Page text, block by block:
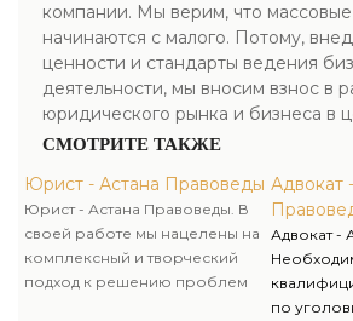
компании. Мы верим, что
начинаются с малого. Потому,
ценности и стандарты ведения
деятельности, мы вносим взнос в
юридического рынка и бизнеса в
СМОТРИТЕ ТАКЖЕ
Юрист - Астана Правоведы
Юрист - Астана Правоведы. В
своей работе мы нацелены на
комплексный и творческий
подход к решению проблем
Адвокат
Адвокат -
по